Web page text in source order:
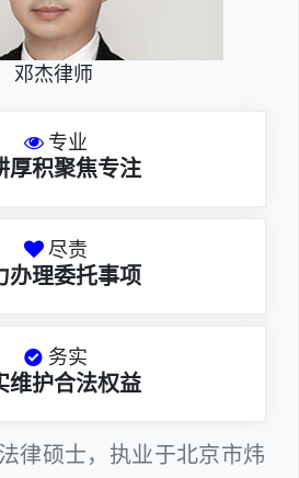
邓杰律师
专业
厚积聚焦专注
尽责
办理委托事项
务实
维护合法权益
律硕士，执业于北京市炜